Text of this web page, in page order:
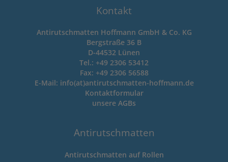
Kontakt
Antirutschmatten Hoffmann GmbH & Co. KG
Bergstraße 36 B
D-44532 Lünen
Tel.: +49 2306 53412
Fax: +49 2306 56588
E-Mail: info(at)antirutschmatten-hoffmann.de
Kontaktformular
unsere AGBs
Antirutschmatten
Antirutschmatten auf Rollen